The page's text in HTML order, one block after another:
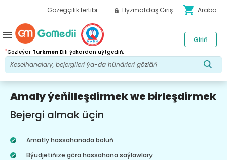
Gözegçilik tertibi Hyzmatdaş Giriş shopping_cart Araba
*Gözleýär Turkmen Dili ýokardan üýtgediň.
Giriň
menu
Amaly ýeňilleşdirmek we birleşdirmek
Bejergi almak üçin
Amatly hassahanada boluň
Býudjetiňize görä hassahana saýlawlary